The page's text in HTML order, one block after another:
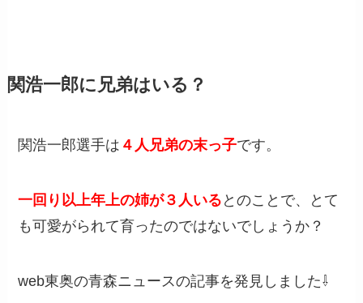
関浩一郎に兄弟はいる？
関浩一郎選手は ４人兄弟の末っ子です。
一回り以上年上の姉が３人いる とのことで、とて
も可愛がられて育ったのではないでしょうか？
web東奥の青森ニュースの記事を発見しました⇩